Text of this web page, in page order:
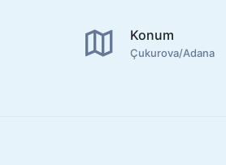
Konum
Çukurova/Adana